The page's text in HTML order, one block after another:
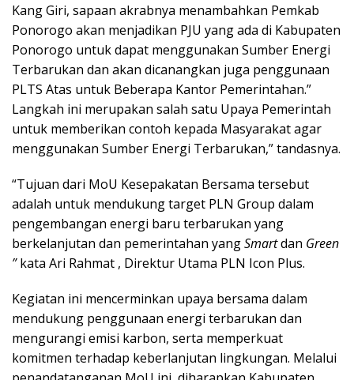
Kang Giri, sapaan akrabnya menambahkan Pemkab
Ponorogo akan menjadikan PJU yang ada di Kabupaten
Ponorogo untuk dapat menggunakan Sumber Energi
Terbarukan dan akan dicanangkan juga penggunaan
PLTS Atas untuk Beberapa Kantor Pemerintahan.”
Langkah ini merupakan salah satu Upaya Pemerintah
untuk memberikan contoh kepada Masyarakat agar
menggunakan Sumber Energi Terbarukan,” tandasnya.
“Tujuan dari MoU Kesepakatan Bersama tersebut
adalah untuk mendukung target PLN Group dalam
pengembangan energi baru terbarukan yang
berkelanjutan dan pemerintahan yangSmartdan Green
”kata Ari Rahmat , Direktur Utama PLN Icon Plus.
Kegiatan ini mencerminkan upaya bersama dalam
mendukung penggunaan energi terbarukan dan
mengurangi emisi karbon, serta memperkuat
komitmen terhadap keberlanjutan lingkungan. Melalui